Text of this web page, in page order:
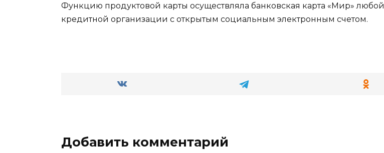
Функцию продуктовой карты осуществляла банковская карта «Мир» любой
кредитной организации с открытым социальным электронным счетом.
Добавить комментарий